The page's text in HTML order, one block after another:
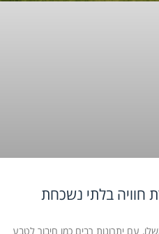
חוויה בלתי נשכחת
עם יתרונות רבים כמו חיבור לטבע